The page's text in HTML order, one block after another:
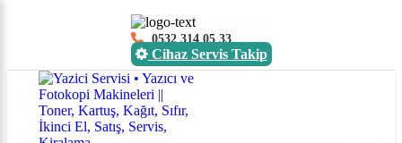
0532 314 05 33
Cihaz Servis Takip